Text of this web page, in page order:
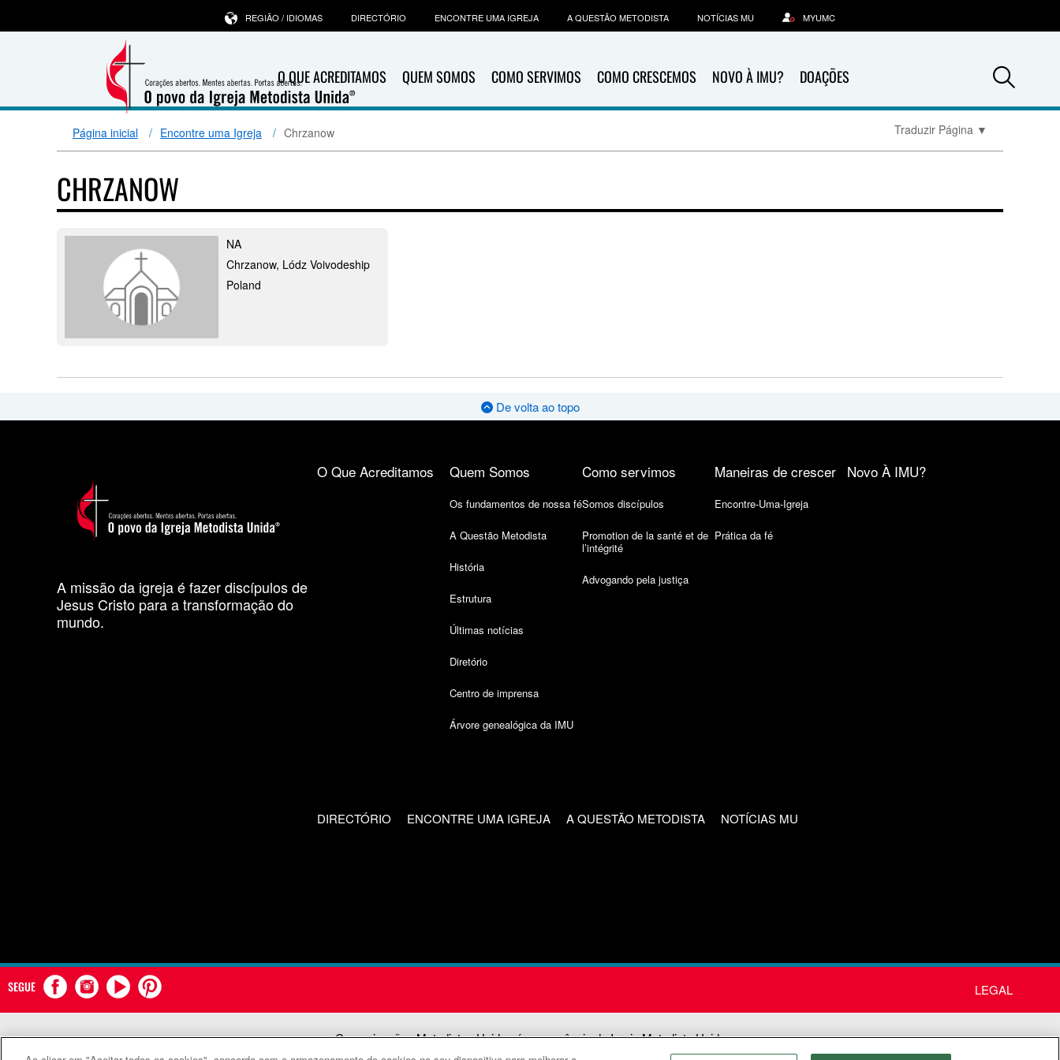
O QUE ACREDITAMOS QUEM SOMOS COMO SERVIMOS COMO CRESCEMOS NOVO À IMU? DOAÇÕES
REGIÃO / IDIOMAS DIRECTÓRIO ENCONTRE UMA IGREJA A QUESTÃO METODISTA NOTÍCIAS MU MYUMC
Página inicial Encontre uma Igreja Chrzanow Traduzir Página ▼
CHRZANOW
NA
Chrzanow, Lódz Voivodeship
Poland
De volta ao topo
A missão da igreja é fazer discípulos de
Jesus Cristo para a transformação do
mundo.
O Que Acreditamos Quem Somos
Os fundamentos de nossa fé
A Questão Metodista
História
Estrutura
Últimas notícias
Diretório
Centro de imprensa
Árvore genealógica da IMU
Como servimos
Somos discípulos
Promotion de la santé et de
l’intégrité
Advogando pela justiça
Maneiras de crescer
Encontre-Uma-Igreja
Prática da fé
Novo À IMU?
DIRECTÓRIO ENCONTRE UMA IGREJA A QUESTÃO METODISTA NOTÍCIAS MU
SEGUE LEGAL
Comunicações Metodistas Unidas é uma agência da Igreja Metodista Unida